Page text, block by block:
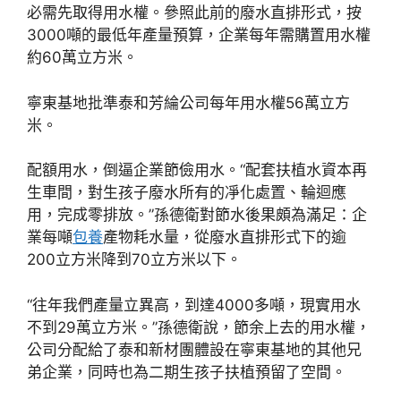
必需先取得用水權。參照此前的廢水直排形式，按
3000噸的最低年產量預算，企業每年需購置用水權
約60萬立方米。
寧東基地批準泰和芳綸公司每年用水權56萬立方
米。
配額用水，倒逼企業節儉用水。“配套扶植水資本再
生車間，對生孩子廢水所有的凈化處置、輪迴應
用，完成零排放。”孫德衛對節水後果頗為滿足：企
業每噸包養產物耗水量，從廢水直排形式下的逾
200立方米降到70立方米以下。
“往年我們產量立異高，到達4000多噸，現實用水
不到29萬立方米。”孫德衛說，節余上去的用水權，
公司分配給了泰和新材團體設在寧東基地的其他兄
弟企業，同時也為二期生孩子扶植預留了空間。